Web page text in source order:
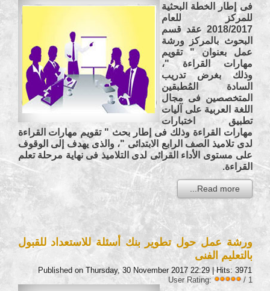
فى إطار الخطة البحثية
للمركز للعام
2018/2017 عقد قسم
البحوث بالمركز ورشة
عمل بعنوان " تقويم
مهارات القراءة "،
وذلك بغرض تدريب
السادة المُطبقين
المتخصصين فى مجال
اللغة العربية على آليات
تطبيق اختبارات
مهارات القراءة وذلك فى إطار بحث " تقويم مهارات القراءة
لدى تلاميذ الصف الرابع الابتدائى "، والذى يهدف إلى الوقوف
على مستوى الأداء القرائى لدى التلاميذ فى نهاية مرحلة تعلم
القراءة.
Read more...
ورشة عمل حول تطوير بنك أسئلة للاستعداد للقبول
بالتعليم الفنى
Published on Thursday, 30 November 2017 22:29| Hits: 3971
User Rating:
/ 1